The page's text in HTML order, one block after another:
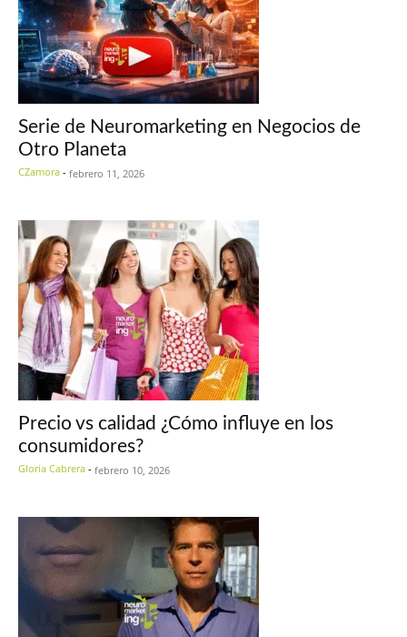
Serie de Neuromarketing en Negocios de
Otro Planeta
CZamora - febrero 11, 2026
Precio vs calidad ¿Cómo influye en los
consumidores?
Gloria Cabrera - febrero 10, 2026